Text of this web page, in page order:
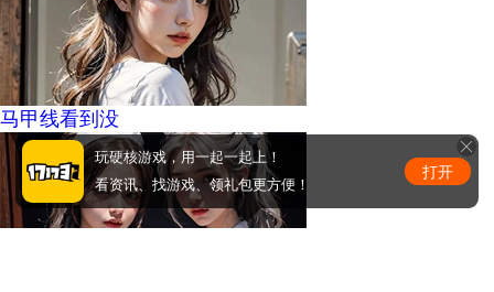
马甲线看到没
玩硬核游戏，用一起一起上！
看资讯、找游戏、领礼包更方便！
打开